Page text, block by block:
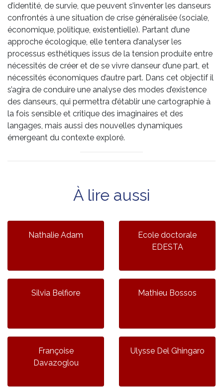
d’identité, de survie, que peuvent s’inventer les danseurs
confrontés à une situation de crise généralisée (sociale,
économique, politique, existentielle). Partant d’une
approche écologique, elle tentera d’analyser les
processus esthétiques issus de la tension produite entre
nécessités de créer et de se vivre danseur d’une part, et
nécessités économiques d’autre part. Dans cet objectif il
s’agira de conduire une analyse des modes d’existence
des danseurs, qui permettra d’établir une cartographie à
la fois sensible et critique des imaginaires et des
langages, mais aussi des nouvelles dynamiques
émergeant du contexte exploré.
À lire aussi
Nathalie Adam
Ecole doctorale
EDESTA
Silvia Belfiore Mathieu Bossos
Françoise
Davazoglou
Ulysse Del Ghingaro